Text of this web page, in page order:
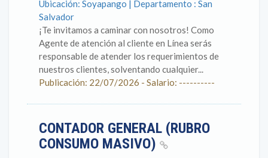
Ubicación: Soyapango | Departamento : San
Salvador
¡Te invitamos a caminar con nosotros! Como
Agente de atención al cliente en Línea serás
responsable de atender los requerimientos de
nuestros clientes, solventando cualquier...
Publicación: 22/07/2026 - Salario: ----------
CONTADOR GENERAL (RUBRO
CONSUMO MASIVO)